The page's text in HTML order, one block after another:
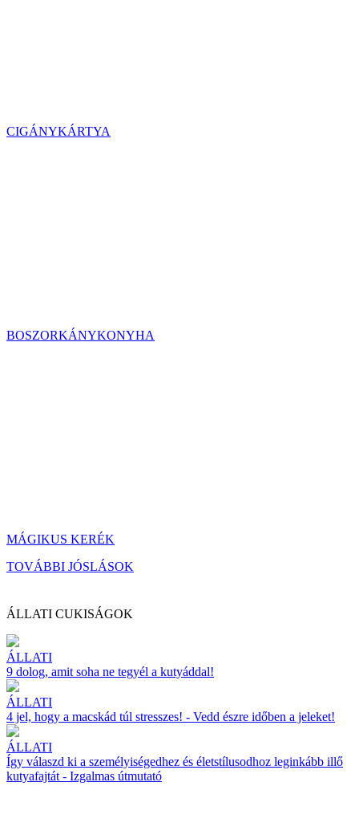
CIGÁNYKÁRTYA
BOSZORKÁNYKONYHA
MÁGIKUS KERÉK
TOVÁBBI JÓSLÁSOK
ÁLLATI CUKISÁGOK
ÁLLATI
9 dolog, amit soha ne tegyél a kutyáddal!
ÁLLATI
4 jel, hogy a macskád túl stresszes! - Vedd észre időben a jeleket!
ÁLLATI
Így válaszd ki a személyiségedhez és életstílusodhoz leginkább illő
kutyafajtát - Izgalmas útmutató